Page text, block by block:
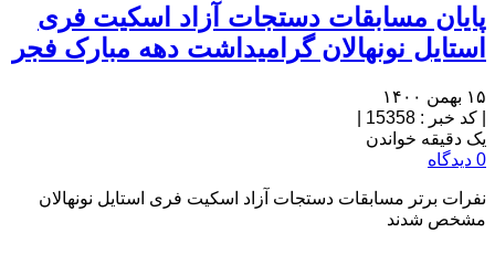
پایان مسابقات دستجات آزاد اسکیت فری
استایل نونهالان گرامیداشت دهه مبارک فجر
۱۵ بهمن ۱۴۰۰
کد خبر : 15358
یک دقیقه خواندن
0 دیدگاه
نفرات برتر مسابقات دستجات آزاد اسکیت فری استایل نونهالان
مشخص شدند